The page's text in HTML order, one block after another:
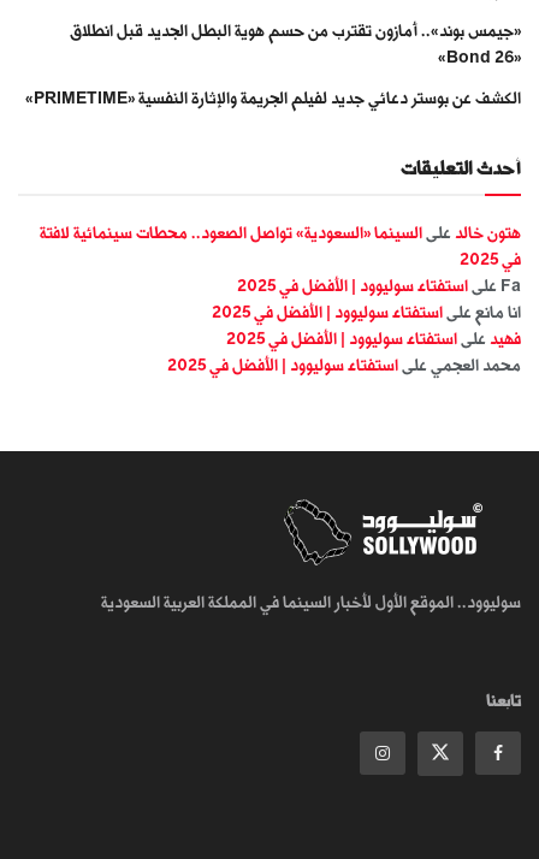
«جيمس بوند».. أمازون تقترب من حسم هوية البطل الجديد قبل انطلاق
«Bond 26»
الكشف عن بوستر دعائي جديد لفيلم الجريمة والإثارة النفسية «PRIMETIME»
أحدث التعليقات
هتون خالد على السينما «السعودية» تواصل الصعود.. محطات سينمائية لافتة
في 2025
Fa على استفتاء سوليوود | الأفضل في 2025
انا مانع على استفتاء سوليوود | الأفضل في 2025
فهيد على استفتاء سوليوود | الأفضل في 2025
محمد العجمي على استفتاء سوليوود | الأفضل في 2025
سوليوود.. الموقع الأول لأخبار السينما في المملكة العربية السعودية
تابعنا